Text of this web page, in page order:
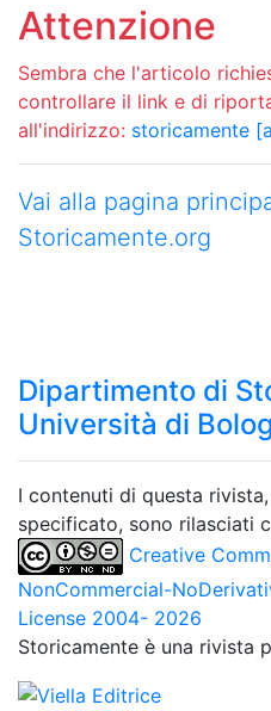
Attenzione
Sembra che l'articolo
controllare il link e di
all'indirizzo: storicamente
Vai alla pagina
Storicamente.org
Dipartimento di
Università di
I contenuti di questa
specificato, sono rilasciati
Creative
NonCommercial-
License 2004- 2026
Storicamente è una rivista